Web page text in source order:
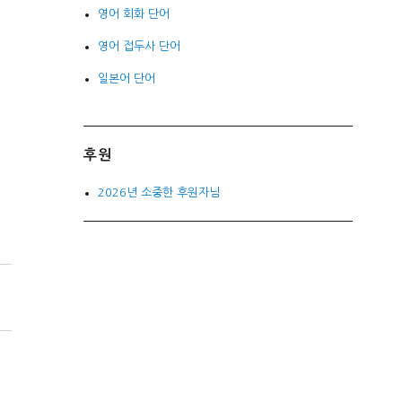
영어 회화 단어
영어 접두사 단어
일본어 단어
후원
2026년 소중한 후원자님